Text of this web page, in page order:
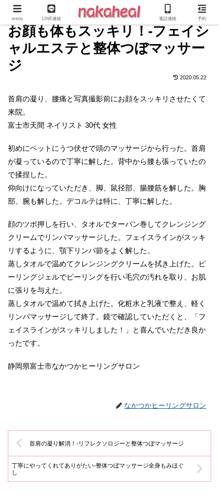
お顔も体もスッキリ！-フェイシ
ャルエステと整体つぼマッサー
ジ
2020.05.22
首肩の凝り、腰痛と写真撮影前にお顔をスッキリさせたくて
来院。
富士市天間 ネイリスト 30代 女性
初めにベットにうつ伏せで頭のマッサージから行った。首肩
が凝っているので丁寧に解した。背中から腰も張っていたの
で揉捏した。
仰向けになっていただき、脚、鼠径部、腸腰筋を解した。胸
部、腕も解した。デコルテは特に、丁寧に解した。
顔のツボ押しを行い、タオルでターバン巻してクレンジング
クリームでリンパマッサージした。フェイスラインがスッキ
リするように、顎下リンパ節をよく解した。
蒸しタオルで温めてクレンジングクリームを拭き上げた。ピ
ーリングジェルでピーリングを行い毛穴の汚れを取り、お肌
に張りを与えた。
蒸しタオルで温めて拭き上げた。化粧水と乳液で整え、軽く
リンパマッサージして終了。鏡で確認していただくと、「フ
ェイスラインがスッキリしました！」と喜んでいただき良か
ったです。
静岡県富士市なかつかヒーリングサロン
なかつかヒーリングサロン
首肩の凝り解消！-リフレクソロジーと整体つぼマッサージ
丁寧にやってくれてありがたい-整体つぼマッサージ全身もみほぐ
し
menu LINE連絡 電話連絡 予約